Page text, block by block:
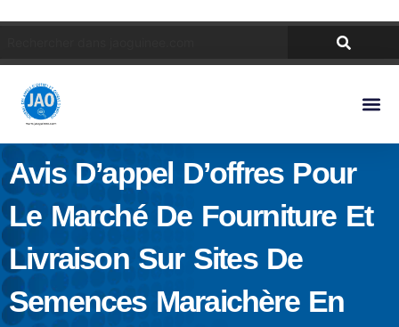
Avis D’appel D’offres Pour
Le Marché De Fourniture Et
Livraison Sur Sites De
Semences Maraichère En